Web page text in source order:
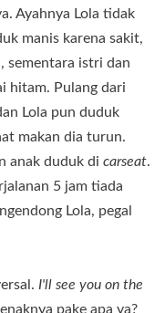
Ayahnya Lola tidak
manis karena sakit,
sementara istri dan
hitam. Pulang dari
Lola pun duduk
makan dia turun.
anak duduk di carseat.
5 jam tiada
Lola, pegal
I'll see you on the
pake apa ya?